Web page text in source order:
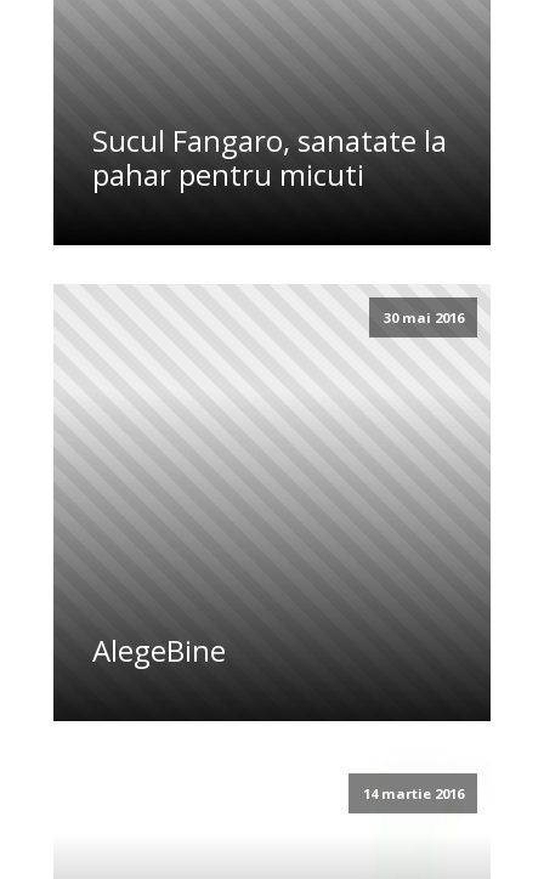
Sucul Fangaro, sanatate la
pahar pentru micuti
30 mai 2016
AlegeBine
14 martie 2016